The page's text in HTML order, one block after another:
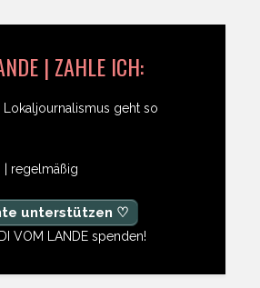
| ZAHLE ICH:
geht so
| regelmäßig
unterstützen ♡
VOM LANDE spenden!